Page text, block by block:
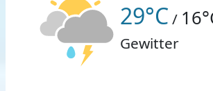
29°C /
Gewitter